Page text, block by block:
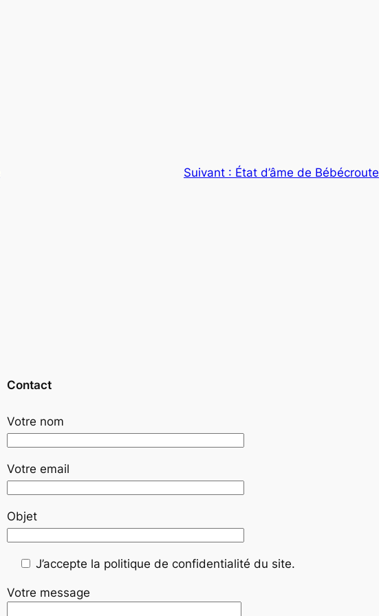
Suivant : État d’âme de Bébécroute
Contact
Votre nom
Votre email
Objet
J’accepte la politique de confidentialité du site.
Votre message